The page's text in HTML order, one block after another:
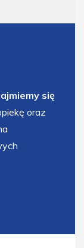
się
oraz